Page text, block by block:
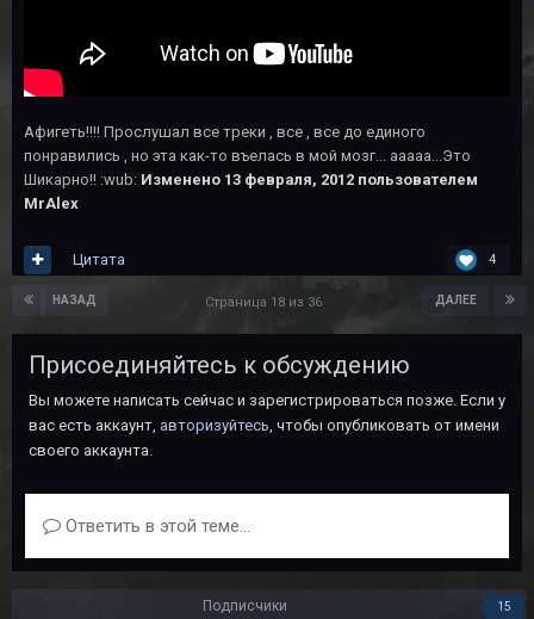
Афигеть!!!! Прослушал все треки , все , все до единого
понравились , но эта как-то въелась в мой мозг... ааааа...Это
Шикарно!! :wub: Изменено 13 февраля, 2012 пользователем
MrAlex
4
Цитата
НАЗАД ДАЛЕЕ
Страница 18 из 36
Присоединяйтесь к обсуждению
Вы можете написать сейчас и зарегистрироваться позже. Если у
вас есть аккаунт, авторизуйтесь, чтобы опубликовать от имени
своего аккаунта.
Ответить в этой теме...
Подписчики 15